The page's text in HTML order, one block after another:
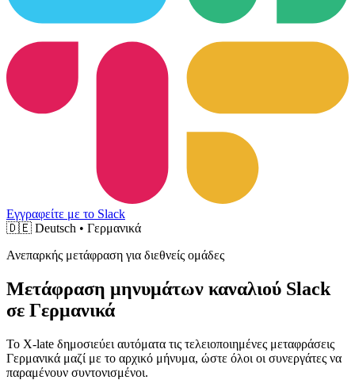
Εγγραφείτε με το Slack
🇩🇪 Deutsch • Γερμανικά
Ανεπαρκής μετάφραση για διεθνείς ομάδες
Μετάφραση μηνυμάτων καναλιού Slack
σε Γερμανικά
Το X-late δημοσιεύει αυτόματα τις τελειοποιημένες μεταφράσεις
Γερμανικά μαζί με το αρχικό μήνυμα, ώστε όλοι οι συνεργάτες να
παραμένουν συντονισμένοι.